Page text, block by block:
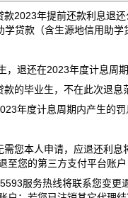
款2023年提前还款利息退
学贷款（含生源地信用助
，退还在2023年度计息周
的毕业生，不在此次退息
年度计息周期内产生的
您本人申请，应退还利
至您的第三方支付平台账
服务热线将联系您变更